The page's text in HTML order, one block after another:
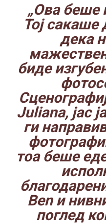
„Ова беше
Тој сакаше
дека
биде
Juliana, јас
ги
тоа беше
Ben и
поглед